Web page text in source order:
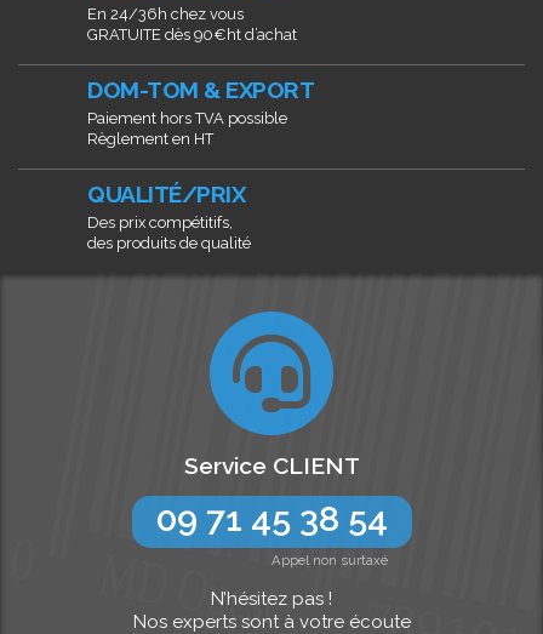
En 24/36h chez vous
GRATUITE dès 90€ht d’achat
DOM-TOM & EXPORT
Paiement hors TVA possible
Règlement en HT
QUALITÉ/PRIX
Des prix compétitifs,
des produits de qualité
Service CLIENT
09 71 45 38 54
Appel non surtaxé
N’hésitez pas !
Nos experts sont à votre écoute